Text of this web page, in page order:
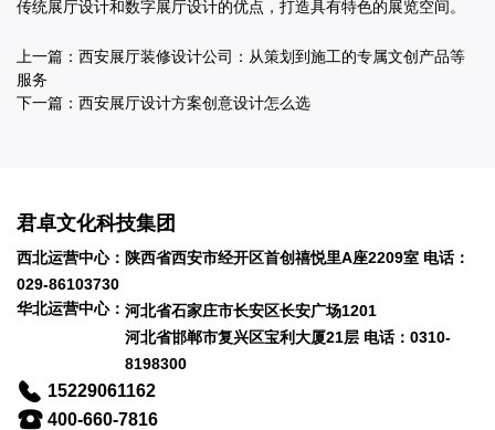
传统展厅设计和数字展厅设计的优点，打造具有特色的展览空间。
上一篇： 西安展厅装修设计公司：从策划到施工的专属文创产品等
服务
下一篇： 西安展厅设计方案创意设计怎么选
君卓文化科技集团
西北运营中心：陕西省西安市经开区首创禧悦里A座2209室 电话：
029-86103730
华北运营中心： 河北省石家庄市长安区长安广场1201
河北省邯郸市复兴区宝利大厦21层 电话：0310-
8198300
15229061162
400-660-7816